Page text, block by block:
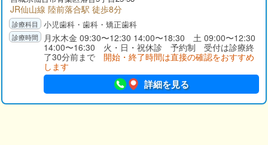
JR仙山線 陸前落合駅 徒歩8分
小児歯科・歯科・矯正歯科
月水木金 09:30〜12:30 14:00〜18:30 土 09:00〜12:30
14:00〜16:30 火・日・祝休診 予約制 受付は診療終
了30分前まで 開始・終了時間は直接の確認をおすすめ
します
詳細を見る